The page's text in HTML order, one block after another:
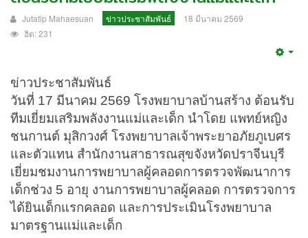
Jutatip Mahaesuan ข่าวประชาสัมพันธ์
18 มีนาคม 2569
ฮิต: 231
ข่าวประชาสัมพันธ์
วันที่ 17 มีนาคม 2569 โรงพยาบาลบ้านสร้าง ต้อนรับ
ทีมเยี่ยมเสริมพลังงานแม่และเด็ก นำโดย แพทย์หญิง
ชนกานต์ มุสิกวงศ์ โรงพยาบาลเจ้าพระยาอภัยภูเบศร
และตัวแทน สำนักงานสาธารณสุขจังหวัดปราจีนบุรี
เยี่ยมชมงานการพยาบาลผู้คลอดการตรวจพัฒนาการ
เด็กช่วง 5 อายุ งานการพยาบาลผู้คลอด การตรวจการ
ได้ยินเด็กแรกคลอด และการประเมินโรงพยาบาล
มาตรฐานแม่และเด็ก